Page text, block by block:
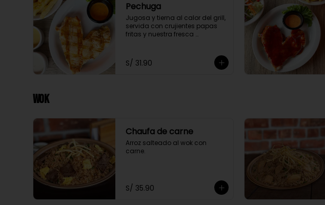
Pechuga
Jugosa y tierna al calor del grill,
servida con crujientes papas
fritas y nuestra fresca
S/ 31.90
Wok
Chaufa de carne
Arroz salteado al wok con
carne.
S/ 35.90